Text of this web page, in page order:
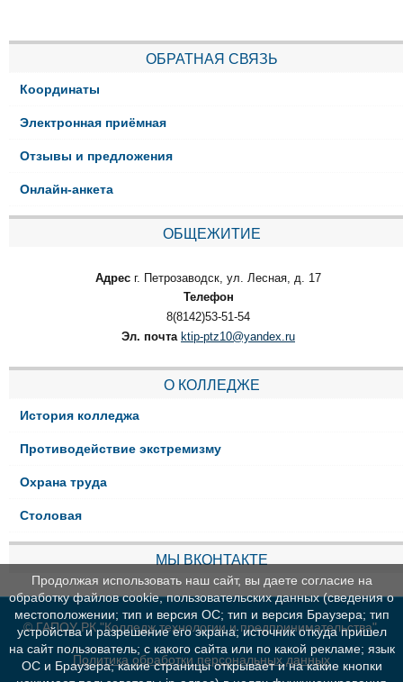
ОБРАТНАЯ СВЯЗЬ
Координаты
Электронная приёмная
Отзывы и предложения
Онлайн-анкета
ОБЩЕЖИТИЕ
Адрес г. Петрозаводск, ул. Лесная, д. 17
Телефон
8(8142)53-51-54
Эл. почта ktip-ptz10@yandex.ru
О КОЛЛЕДЖЕ
История колледжа
Противодействие экстремизму
Охрана труда
Столовая
МЫ ВКОНТАКТЕ
© ГАПОУ РК "Колледж технологии и предпринимательства"
Политика обработки персональных данных
Продолжая использовать наш сайт, вы даете согласие на
обработку файлов cookie, пользовательских данных (сведения о
местоположении; тип и версия ОС; тип и версия Браузера; тип
устройства и разрешение его экрана; источник откуда пришел
на сайт пользователь; с какого сайта или по какой рекламе; язык
ОС и Браузера; какие страницы открывает и на какие кнопки